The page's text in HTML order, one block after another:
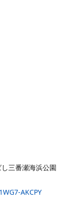
三番瀬海浜公園
AKCPY